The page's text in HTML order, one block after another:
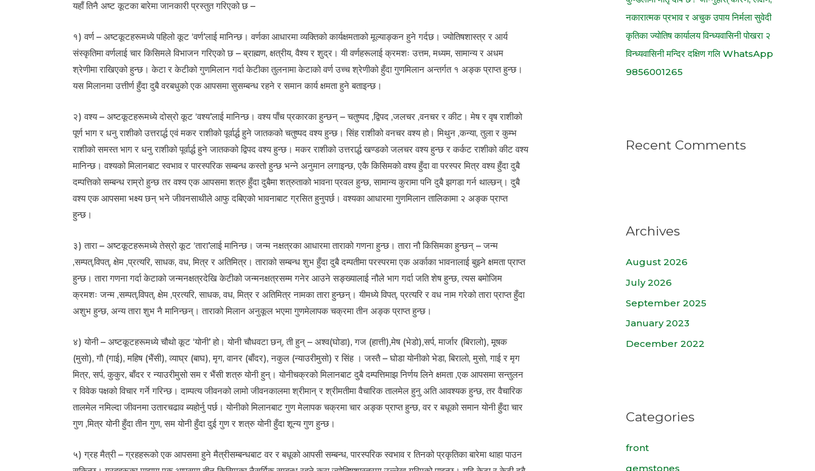
यहाँ तिनै अष्ट कूटका बारेमा जानकारी प्रस्तुत गरिएको छ –
१) वर्ण – अष्टकूटहरूमध्ये पहिलो कूट ‘वर्ण’लाई मानिन्छ। वर्णका आधारमा व्यक्तिको कार्यक्षमताको मूल्याङ्कन हुने गर्दछ। ज्योतिषशास्त्र र आर्य
संस्कृतिमा वर्णलाई चार किसिमले विभाजन गरिएको छ – ब्राह्मण, क्षत्रीय, वैश्य र शुद्र। यी वर्णहरूलाई क्रमशः उत्तम, मध्यम, सामान्य र अधम
श्रेणीमा राखिएको हुन्छ। केटा र केटीको गुणमिलान गर्दा केटीका तुलनामा केटाको वर्ण उच्च श्रेणीको हुँदा गुणमिलान अन्तर्गत १ अङ्क प्राप्त हुन्छ।
यस मिलानमा उत्तीर्ण हुँदा दुबै वरबधुको एक आपसमा सुसम्बन्ध रहने र समान कार्य क्षमता हुने बताइन्छ।
२) वश्य – अष्टकूटहरूमध्ये दोस्रो कूट ‘वश्य’लाई मानिन्छ। वश्य पाँच प्रकारका हुन्छन् – चतुष्पद ,द्विपद ,जलचर ,वनचर र कीट। मेष र वृष राशीको
पूर्ण भाग र धनु राशीको उत्तरार्द्ध एवं मकर राशीको पूर्वार्द्ध हुने जातकको चतुष्पद वश्य हुन्छ। सिंह राशीको वनचर वश्य हो। मिथुन ,कन्या, तुला र कुम्भ
राशीको समस्त भाग र धनु राशीको पूर्वार्द्ध हुने जातकको द्विपद वश्य हुन्छ। मकर राशीको उत्तरार्द्ध खण्डको जलचर वश्य हुन्छ र कर्कट राशीको कीट वश्य
मानिन्छ। वश्यको मिलानबाट स्वभाव र पारस्परिक सम्बन्ध कस्तो हुन्छ भन्ने अनुमान लगाइन्छ, एकै किसिमको वश्य हुँदा वा परस्पर मित्र वश्य हुँदा दुबै
दम्पत्तिको सम्बन्ध राम्रो हुन्छ तर वश्य एक आपसमा शत्रु हुँदा दुबैमा शत्रुताको भावना प्रवल हुन्छ, सामान्य कुरामा पनि दुबै झगडा गर्न थाल्छन्। दुबै
वश्य एक आपसमा भक्ष्य छन् भने जीवनसाथीले आफु दबिएको भावनाबाट ग्रसित हुनुपर्छ। वश्यका आधारमा गुणमिलान तालिकामा २ अङ्क प्राप्त
हुन्छ।
३) तारा – अष्टकूटहरूमध्ये तेस्रो कूट ‘तारा’लाई मानिन्छ। जन्म नक्षत्रका आधारमा ताराको गणना हुन्छ। तारा नौ किसिमका हुन्छन् – जन्म
,सम्पत्,विपत्, क्षेम ,प्रत्यरि, साधक, वध, मित्र र अतिमित्र। ताराको सम्बन्ध शुभ हुँदा दुबै दम्पतीमा परस्परमा एक अर्काका भावनालाई बुझ्ने क्षमता प्राप्त
हुन्छ। तारा गणना गर्दा केटाको जन्मनक्षत्रदेखि केटीको जन्मनक्षत्रसम्म गनेर आउने सङ्ख्यालाई नौले भाग गर्दा जति शेष हुन्छ, त्यस बमोजिम
क्रमशः जन्म ,सम्पत्,विपत्, क्षेम ,प्रत्यरि, साधक, वध, मित्र र अतिमित्र नामका तारा हुन्छन्। यीमध्ये विपत्, प्रत्यरि र वध नाम गरेको तारा प्राप्त हुँदा
अशुभ हुन्छ, अन्य तारा शुभ नै मानिन्छन्। ताराको मिलान अनुकूल भएमा गुणमेलापक चक्रमा तीन अङ्क प्राप्त हुन्छ।
४) योनी – अष्टकूटहरूमध्ये चौथो कूट ‘योनी’ हो। योनी चौधवटा छन्, ती हुन् – अश्व(घोडा), गज (हात्ती),मेष (भेडो),सर्प, मार्जार (बिरालो), मूषक
(मुसो), गौ (गाई), महिष (भैंसी), व्याघ्र (बाघ), मृग, वानर (बाँदर), नकुल (न्याउरीमुसो) र सिंह । जस्तै – घोडा योनीको भेडा, बिरालो, मुसो, गाई र मृग
मित्र, सर्प, कुकुर, बाँदर र न्याउरीमुसो सम र भैंसी शत्रु योनी हुन्। योनीचक्रको मिलानबाट दुबै दम्पत्तिमाझ निर्णय लिने क्षमता ,एक आपसमा सन्तुलन
र विवेक पक्षको विचार गर्ने गरिन्छ। दाम्पत्य जीवनको लामो जीवनकालमा श्रीमान् र श्रीमतीमा वैचारिक तालमेल हुनु अति आवश्यक हुन्छ, तर वैचारिक
तालमेल नमिल्दा जीवनमा उतारचढाव ब्यहोर्नु पर्छ। योनीको मिलानबाट गुण मेलापक चक्रमा चार अङ्क प्राप्त हुन्छ, वर र बधूको समान योनी हुँदा चार
गुण ,मित्र योनी हुँदा तीन गुण, सम योनी हुँदा दुई गुण र शत्रु योनी हुँदा शून्य गुण हुन्छ।
५) ग्रह मैत्री – ग्रहहरूको एक आपसमा हुने मैत्रीसम्बन्धबाट वर र बधूको आपसी सम्बन्ध, पारस्परिक स्वभाव र तिनको प्रकृतिका बारेमा थाहा पाउन
नकारात्मक प्रभाव र अचुक उपाय निर्मला सुवेदी
कृतिका ज्योतिष कार्यालय विन्ध्यवासिनी पोखरा २
विन्ध्यवासिनी मन्दिर दक्षिण गलि WhatsApp
9856001265
Recent Comments
Archives
August 2026
July 2026
September 2025
January 2023
December 2022
Categories
front
gemstones